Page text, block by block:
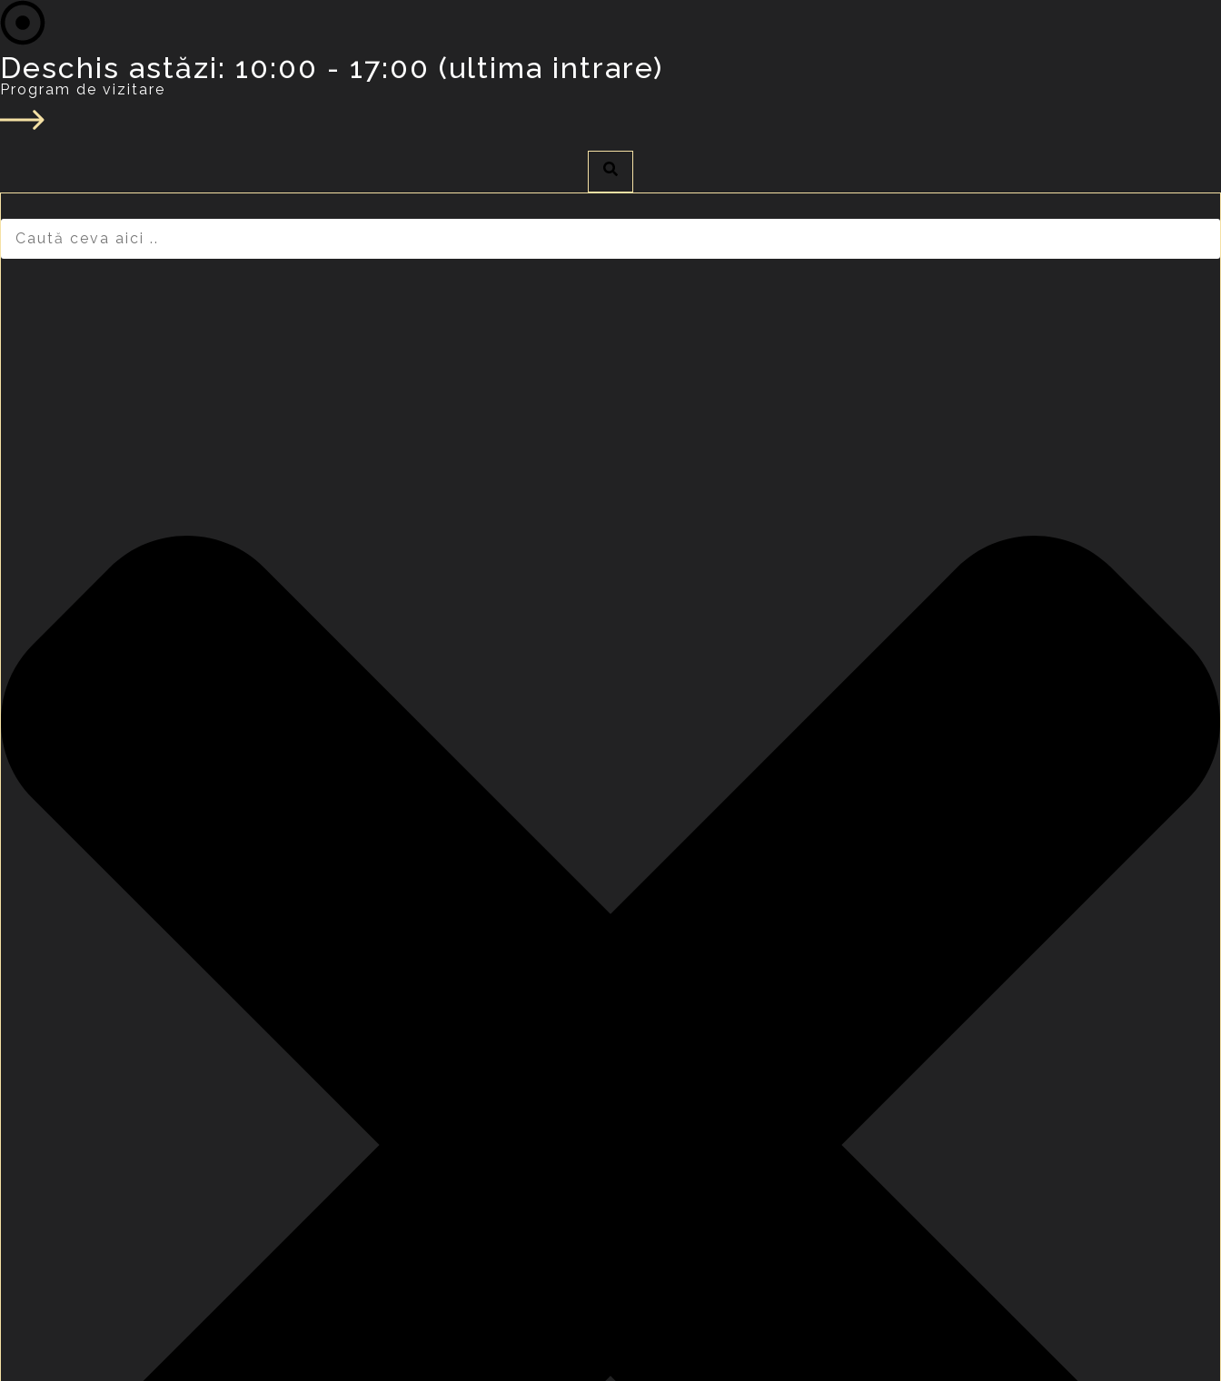
Deschis astăzi: 10:00 - 17:00 (ultima intrare)
Program de vizitare